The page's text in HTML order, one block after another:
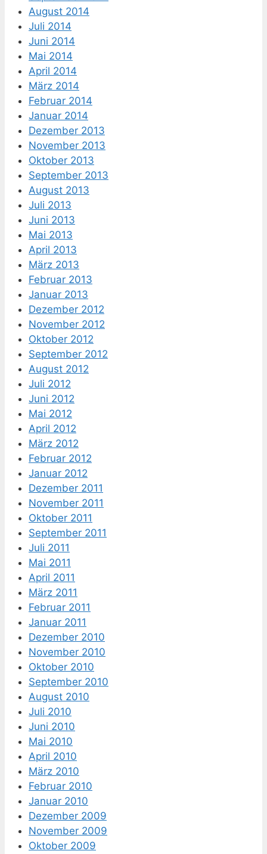
August 2014
Juli 2014
Juni 2014
Mai 2014
April 2014
März 2014
Februar 2014
Januar 2014
Dezember 2013
November 2013
Oktober 2013
September 2013
August 2013
Juli 2013
Juni 2013
Mai 2013
April 2013
März 2013
Februar 2013
Januar 2013
Dezember 2012
November 2012
Oktober 2012
September 2012
August 2012
Juli 2012
Juni 2012
Mai 2012
April 2012
März 2012
Februar 2012
Januar 2012
Dezember 2011
November 2011
Oktober 2011
September 2011
Juli 2011
Mai 2011
April 2011
März 2011
Februar 2011
Januar 2011
Dezember 2010
November 2010
Oktober 2010
September 2010
August 2010
Juli 2010
Juni 2010
Mai 2010
April 2010
März 2010
Februar 2010
Januar 2010
Dezember 2009
November 2009
Oktober 2009